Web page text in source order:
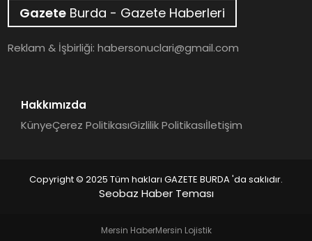
Gazete Burda - Gazete Haberleri
Reklam & İşbirliği:habersonuclari@gmail.com
Hakkımızda
KünyeÇerez PolitikasıGizlilik Politikasıİletişim
Copyright © 2025 Tüm hakları GAZETE BURDA 'da saklıdır.
Seobaz Haber Teması
Mersin HaberMersin Lojistik